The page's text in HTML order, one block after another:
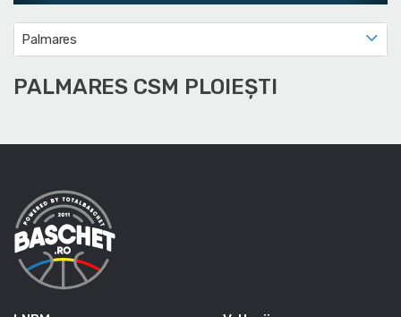
Palmares
PALMARES CSM PLOIEȘTI